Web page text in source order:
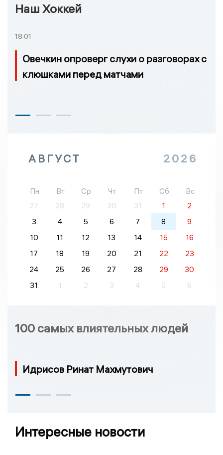
Наш Хоккей
18:01
Овечкин опроверг слухи о разговорах с
клюшками перед матчами
АВГУСТ 2026
Пн Вт Ср Чт Пт Сб
Вс
27
28 29 30 31 1
2
3
4 5 6 7 8
9
10
11 12 13 14 15
16
17
18 19 20 21 22
23
24
25 26 27 28 29
30
31
1 2 3 4 5 6
100 самых влиятельных людей
Идрисов Ринат Махмутович
Интересные новости